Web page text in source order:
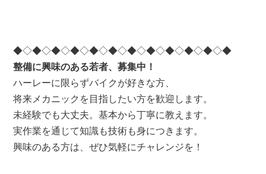
◆◇◆◇◆◇◆◇◆◇◆◇◆◇◆◇◆◇◆◇◆◇◆
整備に興味のある若者、募集中！
ハーレーに限らずバイクが好きな方、
将来メカニックを目指したい方を歓迎します。
未経験でも大丈夫。基本から丁寧に教えます。
実作業を通じて知識も技術も身につきます。
興味のある方は、ぜひ気軽にチャレンジを！